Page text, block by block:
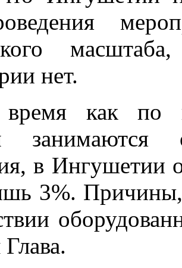
нет.
как по
занимаются
в Ингушетии
3%.